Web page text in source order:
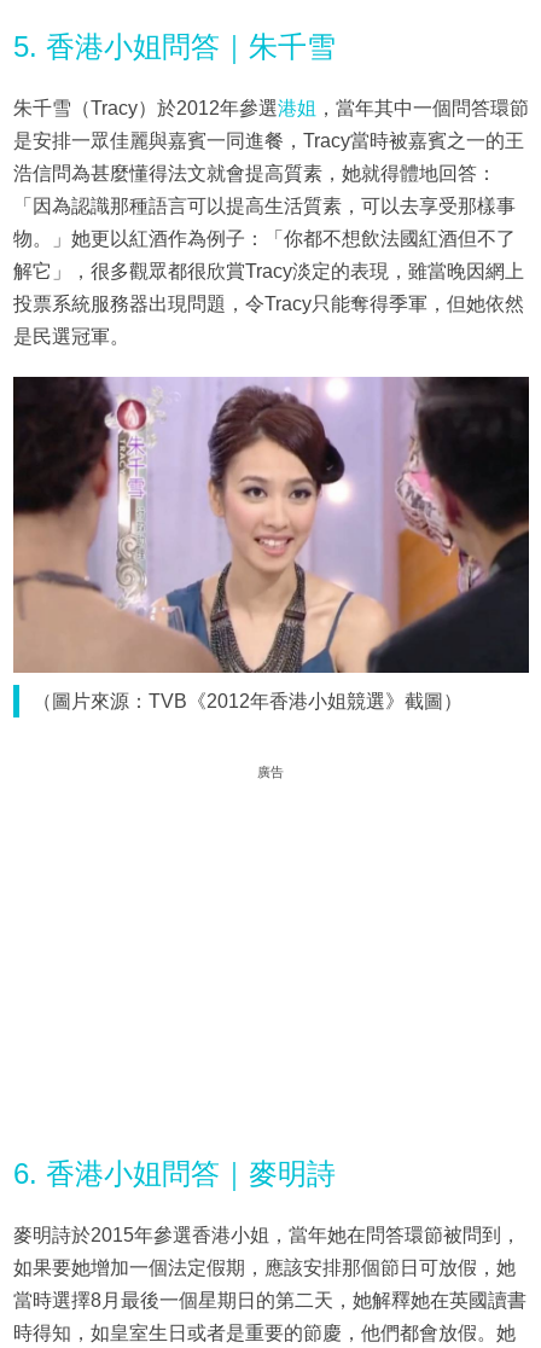
5. 香港小姐問答｜朱千雪
朱千雪（Tracy）於2012年參選港姐 ，當年其中一個問答環節
是安排一眾佳麗與嘉賓一同進餐，Tracy當時被嘉賓之一的王
浩信問為甚麼懂得法文就會提高質素，她就得體地回答：
「因為認識那種語言可以提高生活質素，可以去享受那樣事
物。」她更以紅酒作為例子：「你都不想飲法國紅酒但不了
解它」，很多觀眾都很欣賞Tracy淡定的表現，雖當晚因網上
投票系統服務器出現問題，令Tracy只能奪得季軍，但她依然
是民選冠軍。
（圖片來源：TVB《2012年香港小姐競選》截圖）
廣告
6. 香港小姐問答｜麥明詩
麥明詩於2015年參選香港小姐，當年她在問答環節被問到，
如果要她增加一個法定假期，應該安排那個節日可放假，她
當時選擇8月最後一個星期日的第二天，她解釋她在英國讀書
時得知，如皇室生日或者是重要的節慶，他們都會放假。她